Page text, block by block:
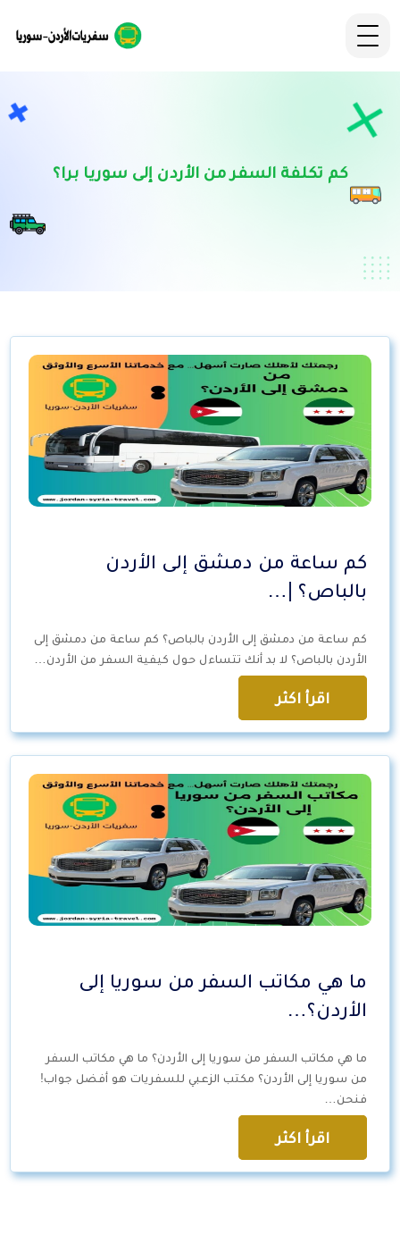
كم تكلفة السفر من الأردن إلى سوريا برا؟
كم ساعة من دمشق إلى الأردن
بالباص؟ |…
كم ساعة من دمشق إلى الأردن بالباص؟ كم ساعة من دمشق إلى
الأردن بالباص؟ لا بد أنك تتساءل حول كيفية السفر من الأردن…
اقرأ اكثر
ما هي مكاتب السفر من سوريا إلى
الأردن؟…
ما هي مكاتب السفر من سوريا إلى الأردن؟ ما هي مكاتب السفر
من سوريا إلى الأردن؟ مكتب الزعبي للسفريات هو أفضل جواب!
فنحن…
اقرأ اكثر